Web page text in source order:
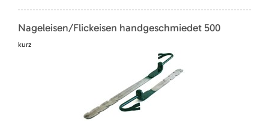
Nageleisen/Flickeisen handgeschmiedet 500
kurz